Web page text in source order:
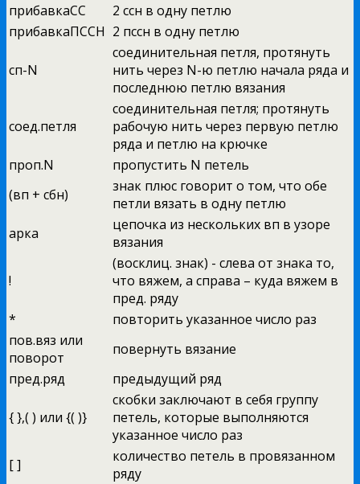
прибавкаСС
2 ссн в одну петлю
прибавкаПССН 2 пссн в одну петлю
сп-N
соединительная петля, протянуть
нить через N-ю петлю начала ряда и
последнюю петлю вязания
соед.петля
соединительная петля; протянуть
рабочую нить через первую петлю
ряда и петлю на крючке
проп.N
пропустить N петель
(вп + сбн)
знак плюс говорит о том, что обе
петли вязать в одну петлю
арка
цепочка из нескольких вп в узоре
вязания
!
(восклиц. знак) - слева от знака то,
что вяжем, а справа – куда вяжем в
пред. ряду
*
повторить указанное число раз
пов.вяз или
поворот
повернуть вязание
пред.ряд
предыдущий ряд
{ },( ) или {( )}
скобки заключают в себя группу
петель, которые выполняются
указанное число раз
[ ]
количество петель в провязанном
ряду